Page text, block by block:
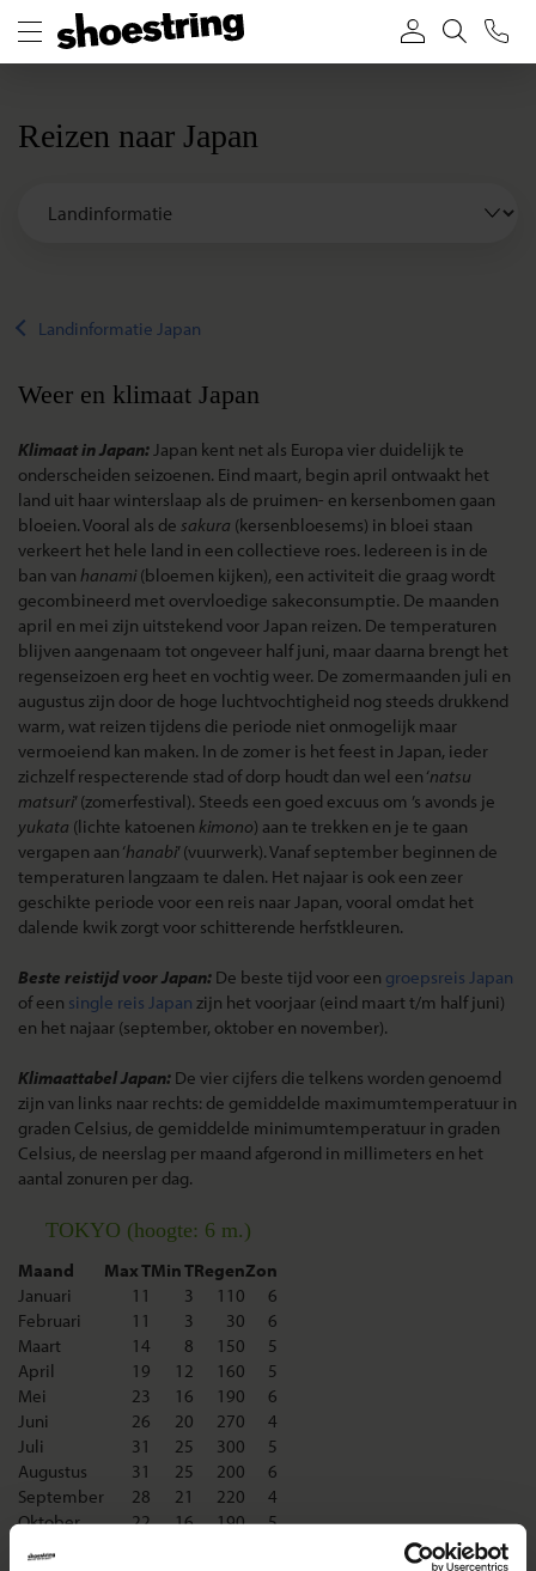
Reizen naar Japan
Landinformatie Japan
Weer en klimaat Japan
Klimaat in Japan: Japan kent net als Europa vier duidelijk te
onderscheiden seizoenen. Eind maart, begin april ontwaakt het
land uit haar winterslaap als de pruimen- en kersenbomen gaan
bloeien. Vooral als de sakura (kersenbloesems) in bloei staan
verkeert het hele land in een collectieve roes. Iedereen is in de
ban van hanami (bloemen kijken), een activiteit die graag wordt
gecombineerd met overvloedige sakeconsumptie. De maanden
april en mei zijn uitstekend voor Japan reizen. De temperaturen
blijven aangenaam tot ongeveer half juni, maar daarna brengt het
regenseizoen erg heet en vochtig weer. De zomermaanden juli en
augustus zijn door de hoge luchtvochtigheid nog steeds drukkend
warm, wat reizen tijdens die periode niet onmogelijk maar
vermoeiend kan maken. In de zomer is het feest in Japan, ieder
zichzelf respecterende stad of dorp houdt dan wel een ‘natsu
matsuri’ (zomerfestival). Steeds een goed excuus om ’s avonds je
yukata (lichte katoenen kimono) aan te trekken en je te gaan
vergapen aan ‘hanabi’ (vuurwerk). Vanaf september beginnen de
temperaturen langzaam te dalen. Het najaar is ook een zeer
geschikte periode voor een reis naar Japan, vooral omdat het
dalende kwik zorgt voor schitterende herfstkleuren.
Beste reistijd voor Japan: De beste tijd voor een groepsreis Japan
of een single reis Japan zijn het voorjaar (eind maart t/m half juni)
en het najaar (september, oktober en november).
Klimaattabel Japan: De vier cijfers die telkens worden genoemd
zijn van links naar rechts: de gemiddelde maximumtemperatuur in
graden Celsius, de gemiddelde minimumtemperatuur in graden
Celsius, de neerslag per maand afgerond in millimeters en het
aantal zonuren per dag.
TOKYO (hoogte: 6 m.)
Maand Max TMin TRegenZon
Januari
11 3 110
6
Februari
11 3 30
6
Maart
14 8 150
5
April
19 12 160
5
Mei
23 16 190
6
Juni
26 20 270
4
Juli
31 25 300
5
Augustus
31 25 200
6
September
28 21 220
4
Oktober
22 16 190
5